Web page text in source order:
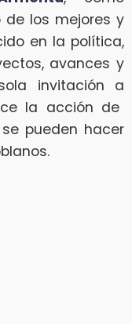
de los mejores y
en la política,
avances y
invitación a
la acción de
pueden hacer